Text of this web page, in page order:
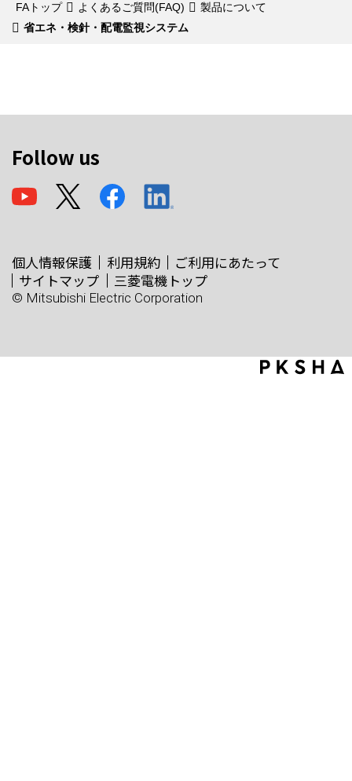
FAトップ よくあるご質問(FAQ)
製品について
省エネ・検針・配電監視システム
Follow us
個人情報保護 利用規約
ご利用にあたって
サイトマップ
三菱電機トップ
© Mitsubishi Electric Corporation